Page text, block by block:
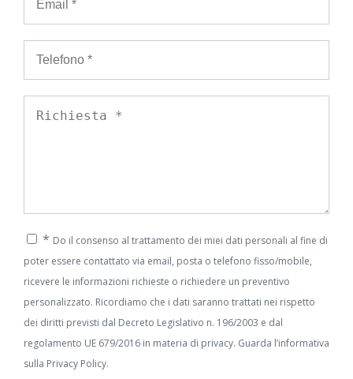
* Do il consenso al trattamento dei miei dati personali al fine di
poter essere contattato via email, posta o telefono fisso/mobile,
ricevere le informazioni richieste o richiedere un preventivo
personalizzato. Ricordiamo che i dati saranno trattati nei rispetto
dei diritti previsti dal Decreto Legislativo n. 196/2003 e dal
regolamento UE 679/2016 in materia di privacy. Guarda l’informativa
sulla Privacy Policy.